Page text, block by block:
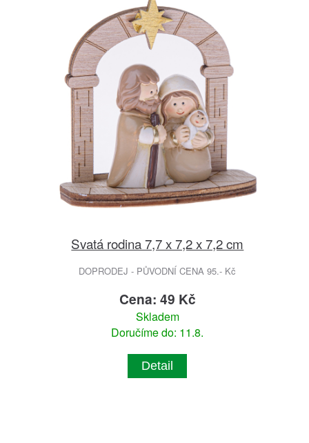
Svatá rodina 7,7 x 7,2 x 7,2 cm
DOPRODEJ - PŮVODNÍ CENA 95.- Kč
Cena: 49 Kč
Skladem
Doručíme do: 11.8.
Detail